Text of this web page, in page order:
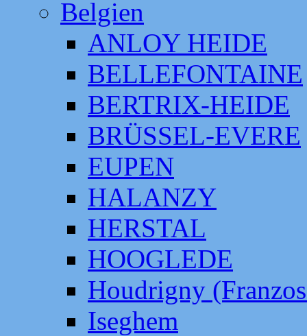
Belgien
ANLOY HEIDE
BELLEFONTAINE
BERTRIX-HEIDE
BRÜSSEL-EVERE
EUPEN
HALANZY
HERSTAL
HOOGLEDE
Houdrigny
Iseghem